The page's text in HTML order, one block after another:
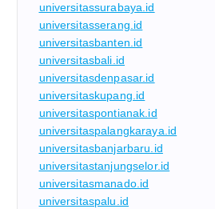
universitassurabaya.id
universitasserang.id
universitasbanten.id
universitasbali.id
universitasdenpasar.id
universitaskupang.id
universitaspontianak.id
universitaspalangkaraya.id
universitasbanjarbaru.id
universitastanjungselor.id
universitasmanado.id
universitaspalu.id